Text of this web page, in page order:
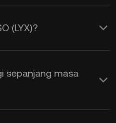
(LYX)?
pengemasan kini
untuk LUKSO
adalah dipengaruhi
sepanjang masa